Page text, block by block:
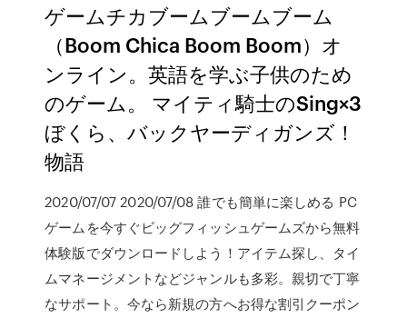
ゲームチカブームブームブーム
（Boom Chica Boom Boom）オ
ンライン。英語を学ぶ子供のため
のゲーム。 マイティ騎士のSing×3
ぼくら、バックヤーディガンズ！
物語
2020/07/07 2020/07/08 誰でも簡単に楽しめる PC
ゲームを今すぐビッグフィッシュゲームズから無料
体験版でダウンロードしよう！アイテム探し、タイ
ムマネージメントなどジャンルも多彩。親切で丁寧
なサポート。今なら新規の方へお得な割引クーポン